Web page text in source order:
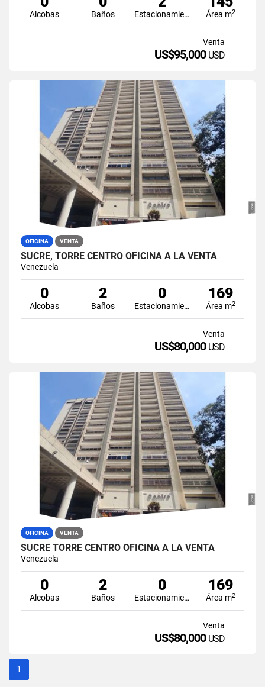
Alcobas Baños Estacionamiento Área m2
Venta
US$95,000 USD
OFICINA VENTA
SUCRE, TORRE CENTRO OFICINA A LA VENTA
Venezuela
0
Alcobas
2
Baños
0
Estacionamiento
169
Área m2
Venta
US$80,000 USD
OFICINA VENTA
SUCRE TORRE CENTRO OFICINA A LA VENTA
Venezuela
0
Alcobas
2
Baños
0
Estacionamiento
169
Área m2
Venta
US$80,000 USD
1